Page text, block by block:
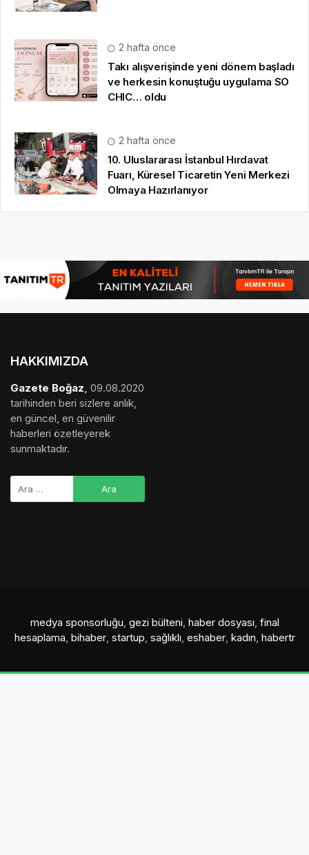
2 hafta önce
Takı alışverişinde yeni dönem başladı
ve herkesin konuştuğu uygulama SO
CHIC… oldu
2 hafta önce
10. Uluslararası İstanbul Hırdavat
Fuarı, Küresel Ticaretin Yeni Merkezi
Olmaya Hazırlanıyor
HAKKIMIZDA
Gazete Boğaz 09.08.2020
tarihinden beri sizlere anlık,
en güncel, en güvenilir
haberleri özetleyerek
sunmaktadır.
medya sponsorluğu gezi bülteni haber dosyası final
hesaplama bihaber, startup sağlıklı eshaber, kadın habertr